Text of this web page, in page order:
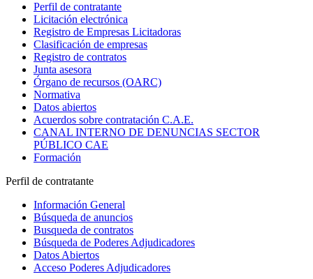
Perfil de contratante
Licitación electrónica
Registro de Empresas Licitadoras
Clasificación de empresas
Registro de contratos
Junta asesora
Órgano de recursos (OARC)
Normativa
Datos abiertos
Acuerdos sobre contratación C.A.E.
CANAL INTERNO DE DENUNCIAS SECTOR
PÚBLICO CAE
Formación
Perfil de contratante
Información General
Búsqueda de anuncios
Busqueda de contratos
Búsqueda de Poderes Adjudicadores
Datos Abiertos
Acceso Poderes Adjudicadores